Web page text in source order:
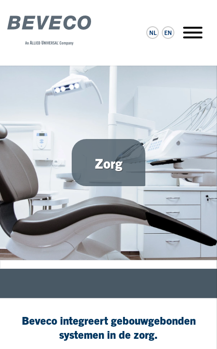
NL EN
Zorg
Beveco integreert gebouwgebonden
systemen in de zorg.